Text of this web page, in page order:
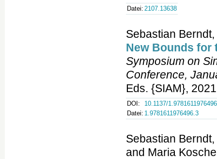
Datei: 2107.13638
Sebastian
New Bounds for
Symposium on
Conference,
Eds. {SIAM},
DOI:
10.1137/
Datei: 1.9781611976496.3
Sebastian
and Maria